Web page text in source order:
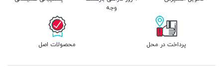
وجه
پرداخت در محل محصولات اصل